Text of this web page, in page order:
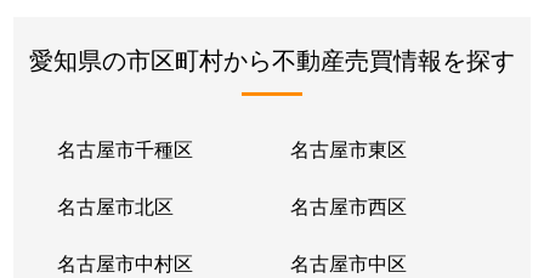
愛知県の市区町村から不動産売買情報を探す
名古屋市千種区 名古屋市東区
名古屋市北区 名古屋市西区
名古屋市中村区 名古屋市中区